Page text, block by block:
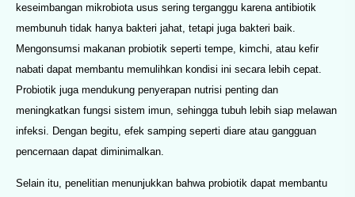
keseimbangan mikrobiota usus sering terganggu karena antibiotik
membunuh tidak hanya bakteri jahat, tetapi juga bakteri baik.
Mengonsumsi makanan probiotik seperti tempe, kimchi, atau kefir
nabati dapat membantu memulihkan kondisi ini secara lebih cepat.
Probiotik juga mendukung penyerapan nutrisi penting dan
meningkatkan fungsi sistem imun, sehingga tubuh lebih siap melawan
infeksi. Dengan begitu, efek samping seperti diare atau gangguan
pencernaan dapat diminimalkan.
Selain itu, penelitian menunjukkan bahwa probiotik dapat membantu